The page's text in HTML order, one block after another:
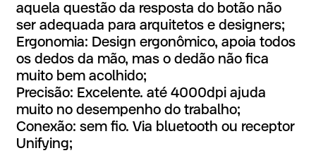
aquela questão da resposta do botão não
ser adequada para arquitetos e designers;
Ergonomia: Design ergonômico, apoia todos
os dedos da mão, mas o dedão não fica
muito bem acolhido;
Precisão: Excelente. até 4000dpi ajuda
muito no desempenho do trabalho;
Conexão: sem fio. Via bluetooth ou receptor
Unifying;